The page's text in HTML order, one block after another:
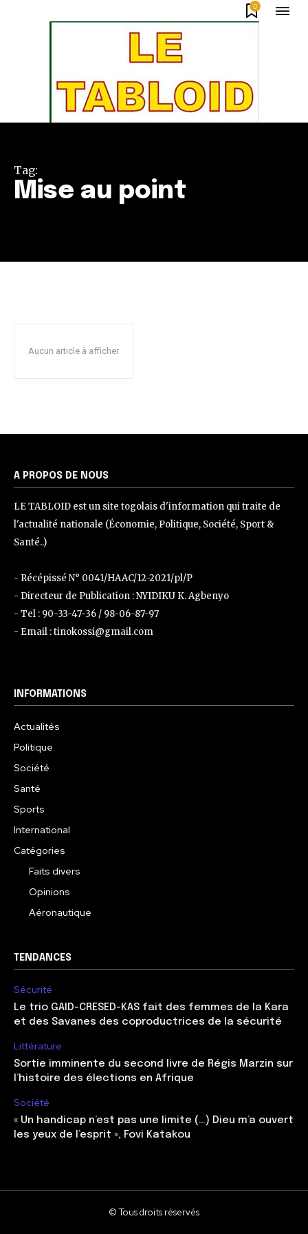
0
Tag:
Mise au point
Aucun article à afficher
A PROPOS DE NOUS
LE TABLOID est un site togolais d'information qui traite de
l'actualité nationale (Économie, Politique, Société, Sport &
Santé..)
- Récépissé N° 0041/HAAC/12-2021/pl/P
- Directeur de Publication : NYIDIKU K. Agbenyo
- Tel : 90-33-47-36 / 98-06-87-97
- Email : tinokossi@gmail.com
INFORMATIONS
Actualités
Politique
Société
Santé
Sports
International
Catégories
Faits divers
Opinions
Aéronautique
TENDANCES
Sécurité
Le trio GAID-CRESED-KAS fait des femmes de la Kara
et des Savanes des coproductrices de la sécurité
Littérature
Sortie imminente du second livre de Régis Marzin sur
l’histoire des élections en Afrique
Société
« Un handicap n’est pas une limite (…) Dieu m’a ouvert
les yeux de l’esprit », Fovi Katakou
© Tous droits réservés